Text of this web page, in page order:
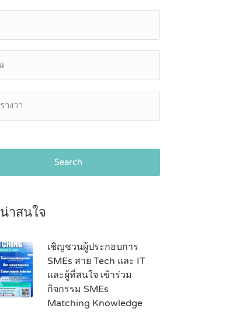
Search
าสนใจ
เชิญชวนผู้ประกอบการ
SMEs สาย Tech และ IT
และผู้ที่สนใจ เข้าร่วม
กิจกรรม SMEs
Matching Knowledge